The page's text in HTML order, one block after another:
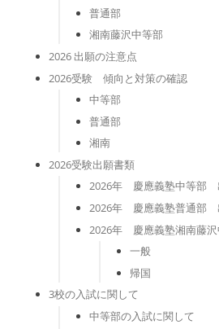
普通部
湘南藤沢中等部
2026 出願の注意点
2026受験 傾向と対策の確認
中等部
普通部
湘南
2026受験出願書類
2026年 慶應義塾中等部
2026年 慶應義塾普通部
2026年 慶應義塾湘南藤
一般
帰国
3校の入試に関して
中等部の入試に関して